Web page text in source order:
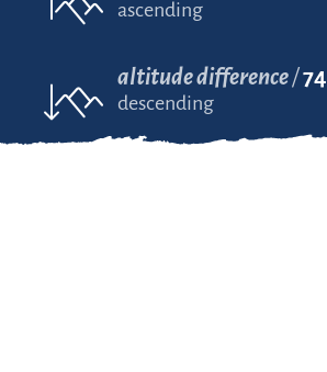
ascending
altitude difference 74
descending